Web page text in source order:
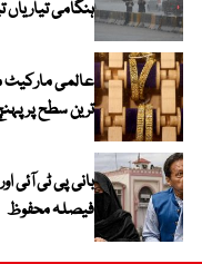
ہنگامی تیاریاں
ترین سطح پر
بانی پی ٹی آئی
فیصلہ محفوظ